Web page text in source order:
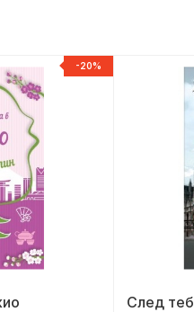
-20%
След теб